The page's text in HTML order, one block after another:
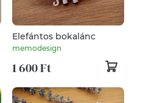
Elefántos bokalánc
memodesign
1 600 Ft